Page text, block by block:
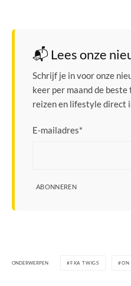
📬 Lees onze
Schrijf je in voor onze
keer per maand de
reizen en lifestyle direct
E-mailadres*
ABONNEREN
ONDERWERPEN FKA TWIGS ON